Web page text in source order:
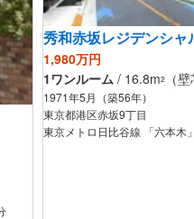
秀和赤坂レジデンシャ
1,980万円
1ワンルーム / 16.8m2 （
1971年5月（築56年）
東京都港区赤坂9丁目
東京メトロ日比谷線 「六本木